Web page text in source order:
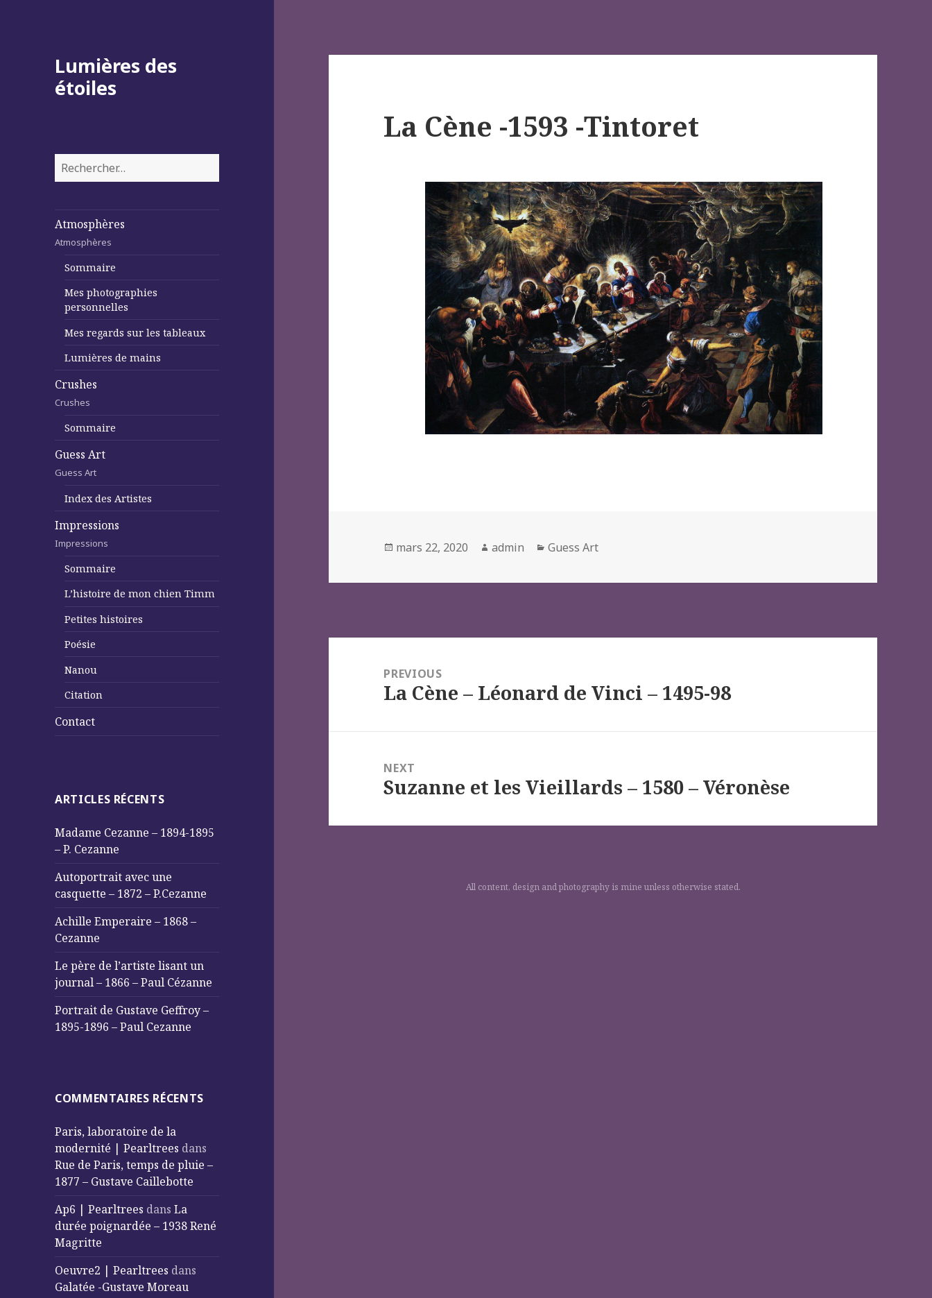
Lumières des
étoiles
Rechercher :
Atmosphères
Atmosphères
Sommaire
Mes photographies
personnelles
Mes regards sur les tableaux
Lumières de mains
Crushes
Crushes
Sommaire
Guess Art
Guess Art
Index des Artistes
Impressions
Impressions
Sommaire
L’histoire de mon chien Timm
Petites histoires
Poésie
Nanou
Citation
Contact
ARTICLES RÉCENTS
Madame Cezanne – 1894-1895
– P. Cezanne
Autoportrait avec une
casquette – 1872 – P.Cezanne
Achille Emperaire – 1868 –
Cezanne
Le père de l’artiste lisant un
journal – 1866 – Paul Cézanne
Portrait de Gustave Geffroy –
1895-1896 – Paul Cezanne
COMMENTAIRES RÉCENTS
Paris, laboratoire de la
modernité | Pearltrees dans
Rue de Paris, temps de pluie –
1877 – Gustave Caillebotte
Ap6 | Pearltrees dansLa
durée poignardée – 1938 René
Magritte
Oeuvre2 | Pearltrees dans
Galatée -Gustave Moreau
La Cène -1593 -Tintoret
Posted
mars 22, 2020 Author
admin Categories
Guess Art
l’article
PREVIOUS
Previous
La Cène – Léonard de Vinci – 1495-98
NEXT
Next
Suzanne et les Vieillards – 1580 – Véronèse
All content, design and photography is mine unless otherwise stated.